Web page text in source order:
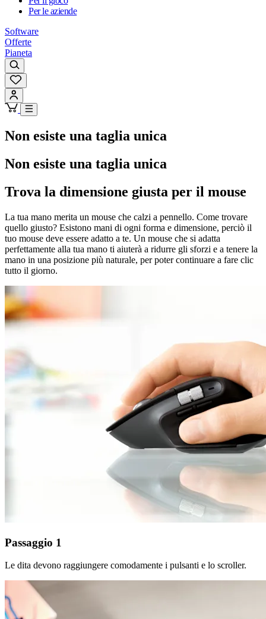
Per le aziende
Software
Offerte
Pianeta
Non esiste una taglia unica
Non esiste una taglia unica
Trova la dimensione giusta per il mouse
La tua mano merita un mouse che calzi a pennello. Come trovare
quello giusto? Esistono mani di ogni forma e dimensione, perciò il
tuo mouse deve essere adatto a te. Un mouse che si adatta
perfettamente alla tua mano ti aiuterà a ridurre gli sforzi e a tenere la
mano in una posizione più naturale, per poter continuare a fare clic
tutto il giorno.
Passaggio 1
Le dita devono raggiungere comodamente i pulsanti e lo scroller.